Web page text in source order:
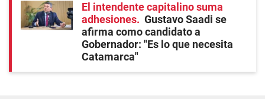
El intendente capitalino suma
adhesiones
Gustavo Saadi se
afirma como candidato a
Gobernador: "Es lo que necesita
Catamarca"